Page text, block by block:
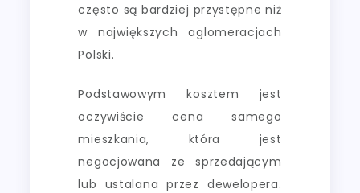
często są bardziej przystępne niż
w największych aglomeracjach
Polski.
Podstawowym kosztem jest
oczywiście cena samego
mieszkania, która jest
negocjowana ze sprzedającym
lub ustalana przez dewelopera.